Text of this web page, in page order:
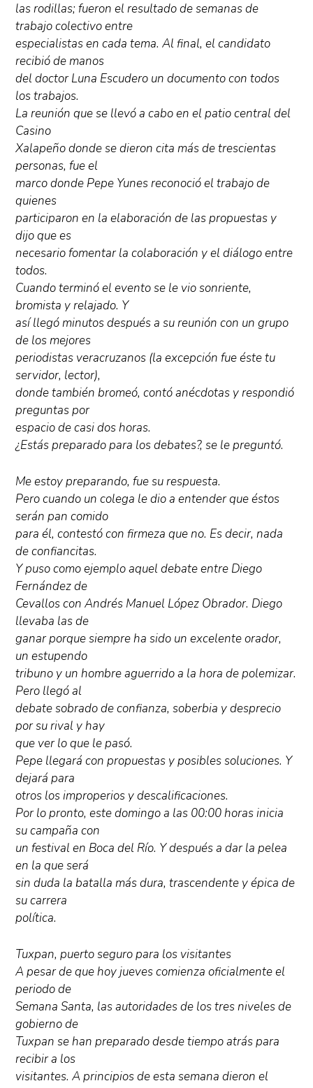
las rodillas; fueron el resultado de semanas de
trabajo colectivo entre
especialistas en cada tema. Al final, el candidato
recibió de manos
del doctor Luna Escudero un documento con todos
los trabajos.
La reunión que se llevó a cabo en el patio central del
Casino
Xalapeño donde se dieron cita más de trescientas
personas, fue el
marco donde Pepe Yunes reconoció el trabajo de
quienes
participaron en la elaboración de las propuestas y
dijo que es
necesario fomentar la colaboración y el diálogo entre
todos.
Cuando terminó el evento se le vio sonriente,
bromista y relajado. Y
así llegó minutos después a su reunión con un grupo
de los mejores
periodistas veracruzanos (la excepción fue éste tu
servidor, lector),
donde también bromeó, contó anécdotas y respondió
preguntas por
espacio de casi dos horas.
¿Estás preparado para los debates?, se le preguntó.
Me estoy preparando, fue su respuesta.
Pero cuando un colega le dio a entender que éstos
serán pan comido
para él, contestó con firmeza que no. Es decir, nada
de confiancitas.
Y puso como ejemplo aquel debate entre Diego
Fernández de
Cevallos con Andrés Manuel López Obrador. Diego
llevaba las de
ganar porque siempre ha sido un excelente orador,
un estupendo
tribuno y un hombre aguerrido a la hora de polemizar.
Pero llegó al
debate sobrado de confianza, soberbia y desprecio
por su rival y hay
que ver lo que le pasó.
Pepe llegará con propuestas y posibles soluciones. Y
dejará para
otros los improperios y descalificaciones.
Por lo pronto, este domingo a las 00:00 horas inicia
su campaña con
un festival en Boca del Río. Y después a dar la pelea
en la que será
sin duda la batalla más dura, trascendente y épica de
su carrera
política.
Tuxpan, puerto seguro para los visitantes
A pesar de que hoy jueves comienza oficialmente el
periodo de
Semana Santa, las autoridades de los tres niveles de
gobierno de
Tuxpan se han preparado desde tiempo atrás para
recibir a los
visitantes. A principios de esta semana dieron el